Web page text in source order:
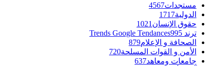
مستجدات4567
الدولية1717
حقوق الإنسان 1021
ترند Trends Google Tendances 995
الصحافة و الإعلام879
الأمن و القوات المسلحة720
جامعات ومعاهد637